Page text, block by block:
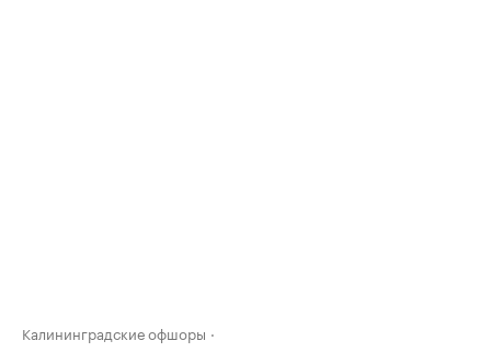
Калининградские офшоры